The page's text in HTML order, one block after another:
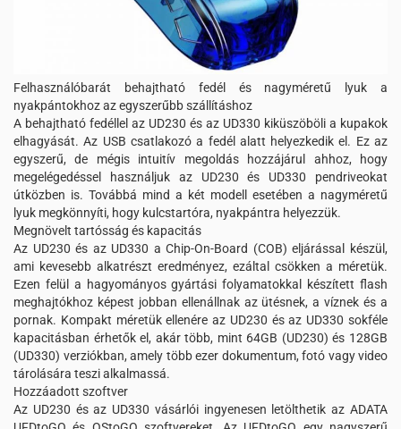
Felhasználóbarát behajtható fedél és nagyméretű lyuk a
nyakpántokhoz az egyszerűbb szállításhoz
A behajtható fedéllel az UD230 és az UD330 kiküszöböli a kupakok
elhagyását. Az USB csatlakozó a fedél alatt helyezkedik el. Ez az
egyszerű, de mégis intuitív megoldás hozzájárul ahhoz, hogy
megelégedéssel használjuk az UD230 és UD330 pendriveokat
útközben is. Továbbá mind a két modell esetében a nagyméretű
lyuk megkönnyíti, hogy kulcstartóra, nyakpántra helyezzük.
Megnövelt tartósság és kapacitás
Az UD230 és az UD330 a Chip-On-Board (COB) eljárással készül,
ami kevesebb alkatrészt eredményez, ezáltal csökken a méretük.
Ezen felül a hagyományos gyártási folyamatokkal készített flash
meghajtókhoz képest jobban ellenállnak az ütésnek, a víznek és a
pornak. Kompakt méretük ellenére az UD230 és az UD330 sokféle
kapacitásban érhetők el, akár több, mint 64GB (UD230) és 128GB
(UD330) verziókban, amely több ezer dokumentum, fotó vagy video
tárolására teszi alkalmassá.
Hozzáadott szoftver
Az UD230 és az UD330 vásárlói ingyenesen letölthetik az ADATA